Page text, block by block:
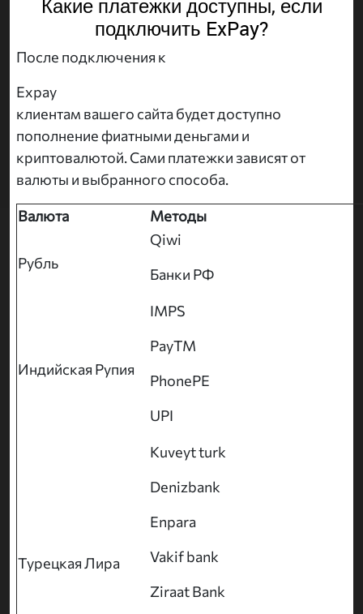
Какие платежки доступны, если
подключить ExPay?
После подключения к
Expay
клиентам вашего сайта будет доступно
пополнение фиатными деньгами и
криптовалютой. Сами платежки зависят от
валюты и выбранного способа.
Валюта Методы
Рубль
Qiwi
Банки РФ
Индийская Рупия
IMPS
PayTM
PhonePE
UPI
Турецкая Лира
Kuveyt turk
Denizbank
Enpara
Vakif bank
Ziraat Bank